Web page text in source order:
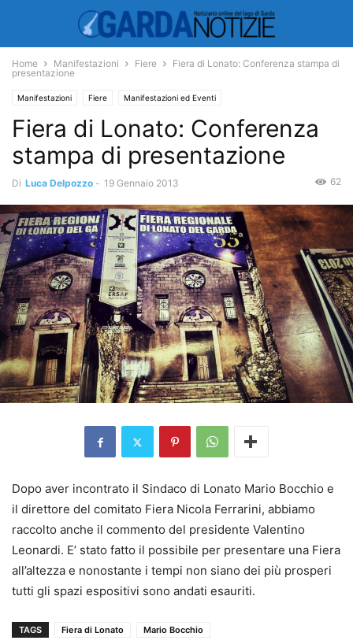
Home Manifestazioni Fiere
Fiera di Lonato: Conferenza stampa di
presentazione
Manifestazioni Fiere Manifestazioni ed Eventi
Fiera di Lonato: Conferenza
stampa di presentazione
Di Luca Delpozzo - 19 Gennaio 2013 62
Dopo aver incontrato il Sindaco di Lonato Mario Bocchio e
il direttore del comitato Fiera Nicola Ferrarini, abbiamo
raccolto anche il commento del presidente Valentino
Leonardi. E’ stato fatto il possibile per presentare una Fiera
all’altezza e nonostante i tempi non siano dei più prosperi
tutti gli spazi espositivi sono andati esauriti.
TAGS Fiera di Lonato Mario Bocchio